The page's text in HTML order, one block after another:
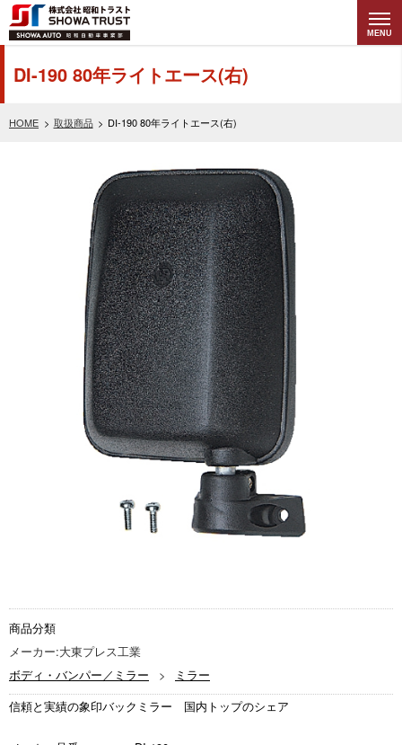
株式会社昭和トラ
スト (SHOWA
TRUST) 昭和自動
車事業部
MENU
HOME 取扱商品 DI-190 80年ライトエース(右)
DI-190 80年ライトエース(右)
商品分類
メーカー:大東プレス工業
ボディ・バンパー／ミラー
ミラー
信頼と実績の象印バックミラー 国内トップのシェア